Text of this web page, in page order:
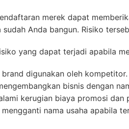
merek dapat
sudah Anda bangun. Risiko
yang dapat terjadi apabila
brand digunakan oleh kompetitor.
bisnis dengan
kerugian biaya promosi dan
mengganti nama usaha apabila